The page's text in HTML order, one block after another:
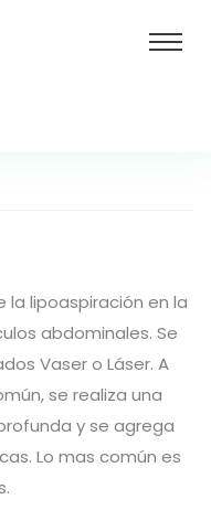
la lipoaspiración en la
abdominales. Se
Vaser o Láser. A
se realiza una
y se agrega
Lo mas común es